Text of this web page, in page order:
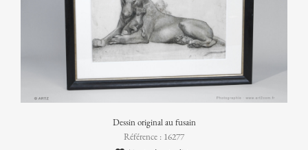
Dessin original au fusain
Référence : 16277